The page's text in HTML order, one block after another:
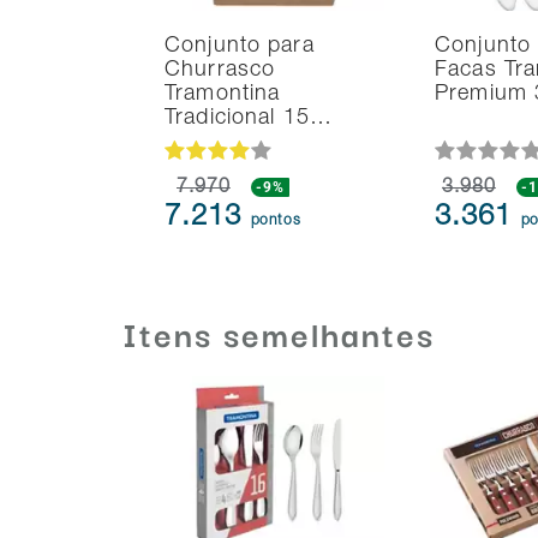
Conjunto para
Churrasco
Tramontina
Tradicional 15…
7.970 -9%
7.213 pontos
Conjunto
Facas
Premium
3.980 -
3.361
Itens semelhantes